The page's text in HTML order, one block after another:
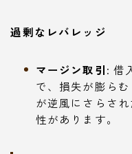
過剰なレバレッジ
マージン取引: 借
で、損失が膨ら
が逆風にさらさ
性があります。